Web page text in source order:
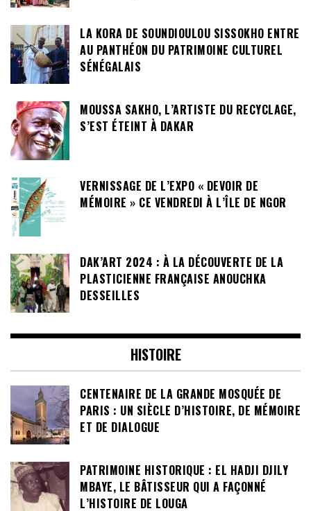
LA KORA DE SOUNDIOULOU SISSOKHO ENTRE
AU PANTHÉON DU PATRIMOINE CULTUREL
SÉNÉGALAIS
MOUSSA SAKHO, L’ARTISTE DU RECYCLAGE,
S’EST ÉTEINT À DAKAR
VERNISSAGE DE L’EXPO « DEVOIR DE
MÉMOIRE » CE VENDREDI À L’ÎLE DE NGOR
DAK’ART 2024 : À LA DÉCOUVERTE DE LA
PLASTICIENNE FRANÇAISE ANOUCHKA
DESSEILLES
HISTOIRE
CENTENAIRE DE LA GRANDE MOSQUÉE DE
PARIS : UN SIÈCLE D’HISTOIRE, DE MÉMOIRE
ET DE DIALOGUE
PATRIMOINE HISTORIQUE : EL HADJI DJILY
MBAYE, LE BÂTISSEUR QUI A FAÇONNÉ
L’HISTOIRE DE LOUGA